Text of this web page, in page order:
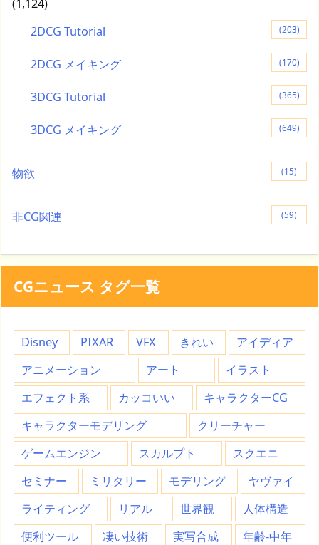
(1,124)
2DCG Tutorial
(203)
2DCG メイキング (170)
3DCG Tutorial (365)
3DCG メイキング (649)
物欲 (15)
非CG関連 (59)
CGニュース タグ一覧
Disney PIXAR VFX きれい
アイディア
アニメーション
アート
イラスト
エフェクト系
カッコいい
キャラクターCG
キャラクターモデリング
クリーチャー
ゲームエンジン
スカルプト
スクエニ
セミナー
ミリタリー モデリング
ヤヴァイ
ライティング
リアル 世界観
人体構造
便利ツール
凄い技術 実写合成
年齢-中年